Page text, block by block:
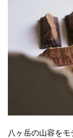
八ヶ岳の山容を